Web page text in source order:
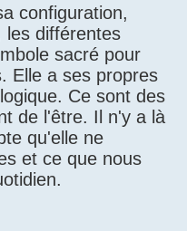
configuration,
les différentes
sacré pour
Elle a ses propres
Ce sont des
de l'être. Il n'y a là
qu'elle ne
et ce que nous